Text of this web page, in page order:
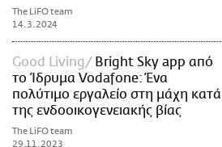
The LiFO team
14.3.2024
Good Living
Bright Sky app από
το Ίδρυμα Vodafone: Ένα
πολύτιμο εργαλείο στη μάχη κατά
της ενδοοικογενειακής βίας
The LiFO team
29.11.2023